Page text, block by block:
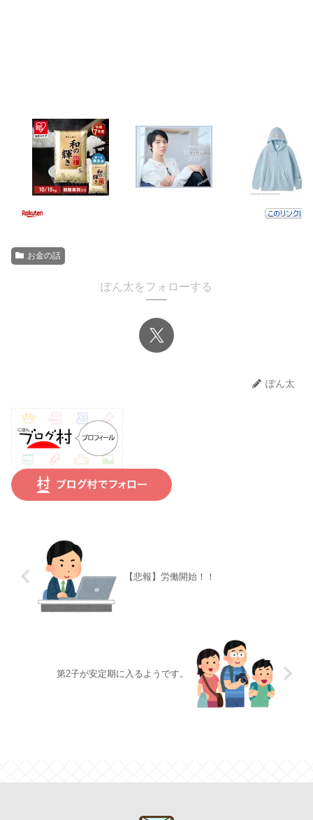
お金の話
ぽん太をフォローする
ぽん太
【悲報】労働開始！！
第2子が安定期に入るようです。